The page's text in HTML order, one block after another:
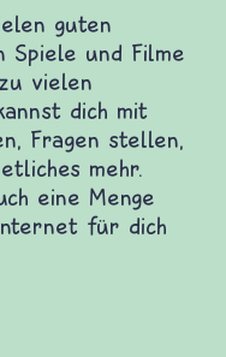
Dort warten
verschiedenen
Fragen